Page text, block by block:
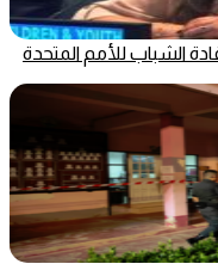
الشباب للأمم المتحدة